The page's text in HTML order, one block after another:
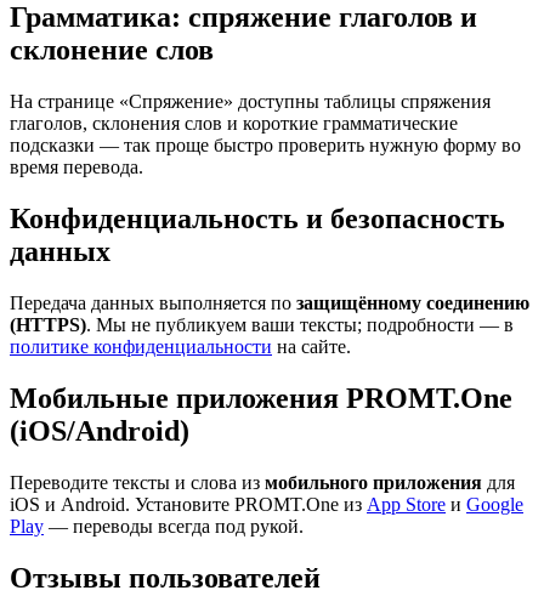
Грамматика: спряжение глаголов и
склонение слов
На странице «Спряжение» доступны таблицы спряжения
глаголов, склонения слов и короткие грамматические
подсказки — так проще быстро проверить нужную форму во
время перевода.
Конфиденциальность и безопасность
данных
Передача данных выполняется по защищённому соединению
(HTTPS). Мы не публикуем ваши тексты; подробности — в
политике конфиденциальности на сайте.
Мобильные приложения PROMT.One
(iOS/Android)
Переводите тексты и слова из мобильного приложения для
iOS и Android. Установите PROMT.One из App Store и Google
Play — переводы всегда под рукой.
Отзывы пользователей